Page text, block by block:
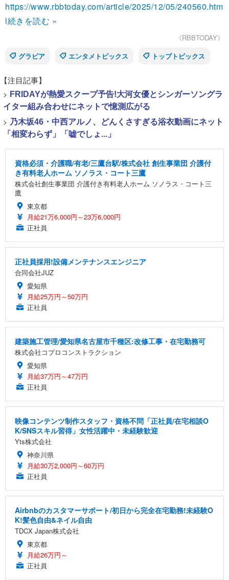
https://www.rbbtoday.com/article/2025/12/05/240560.htm
l続きを読む »
《RBBTODAY》
グラビア
エンタメトピックス トップトピックス
【注目記事】
> FRIDAYが熱愛スクープ予告!大河女優とシンガーソングラ
イター組み合わせにネットで憶測広がる
> 乃木坂46・中西アルノ、どんくさすぎる浴衣動画にネット
「相変わらず」「嘘でしょ...」
資格必須・介護職/有老/三鷹台駅/株式会社 創生事業団 介護付
き有料老人ホーム ソノラス・コート三鷹
株式会社創生事業団 介護付き有料老人ホーム ソノラス・コート三
鷹
東京都
月給21万6,000円～23万6,000円
正社員
正社員採用!設備メンテナンスエンジニア
合同会社JUZ
愛知県
月給25万円～50万円
正社員
建築施工管理/愛知県名古屋市千種区:改修工事・在宅勤務可
株式会社コプロコンストラクション
愛知県
月給37万円～47万円
正社員
映像コンテンツ制作スタッフ・資格不問「正社員/在宅相談O
K/SNSスキル習得」女性活躍中・未経験歓迎
Yts株式会社
神奈川県
月給30万2,000円～60万円
正社員
Airbnbのカスタマーサポート/初日から完全在宅勤務!未経験O
K!髪色自由&ネイル自由
TDCX Japan株式会社
東京都
月給26万円～
正社員